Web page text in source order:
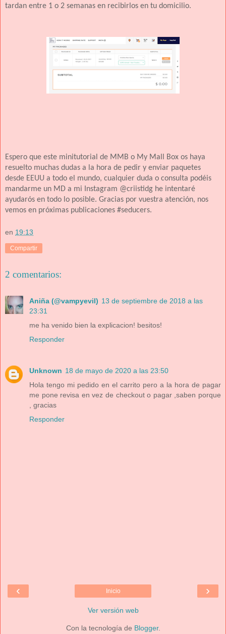
tardan entre 1 o 2 semanas en recibirlos en tu domicilio.
Espero que este minitutorial de MMB o My Mall Box os haya
resuelto muchas dudas a la hora de pedir y enviar paquetes
desde EEUU a todo el mundo, cualquier duda o consulta podéis
mandarme un MD a mi Instagram @criistidg he intentaré
ayudarós en todo lo posible. Gracias por vuestra atención, nos
vemos en próximas publicaciones #seducers.
en 19:13
Compartir
2 comentarios:
Aniña (@vampyevil) 13 de septiembre de 2018 a las
23:31
me ha venido bien la explicacion! besitos!
Responder
Unknown 18 de mayo de 2020 a las 23:50
Hola tengo mi pedido en el carrito pero a la hora de pagar
me pone revisa en vez de checkout o pagar ,saben porque
, gracias
Responder
‹ ›
Inicio
Ver versión web
Con la tecnología de Blogger.